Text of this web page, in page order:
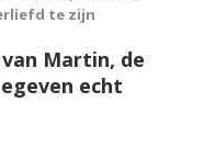
te zijn
Martin, de
echt